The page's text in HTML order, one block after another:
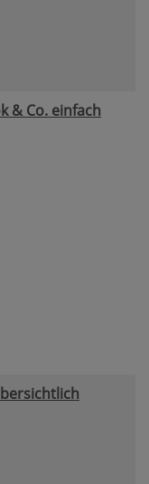
& Co. einfach